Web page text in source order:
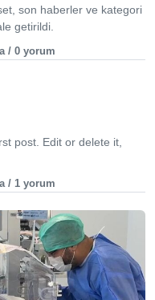
son haberler ve kategori
getirildi.
/ 0 yorum
post. Edit or delete it,
/ 1 yorum